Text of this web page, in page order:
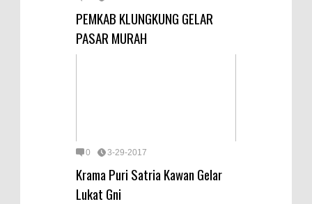
PEMKAB KLUNGKUNG GELAR
PASAR MURAH
0 3-29-2017
Krama Puri Satria Kawan Gelar
Lukat Gni